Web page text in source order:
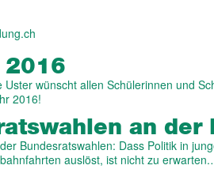
2016
Uster wünscht allen Schülerinnen und
2016!
an der
Bundesratswahlen: Dass Politik in
auslöst, ist nicht zu